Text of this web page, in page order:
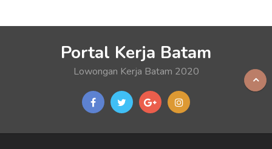
Portal Kerja Batam
Lowongan Kerja Batam 2020